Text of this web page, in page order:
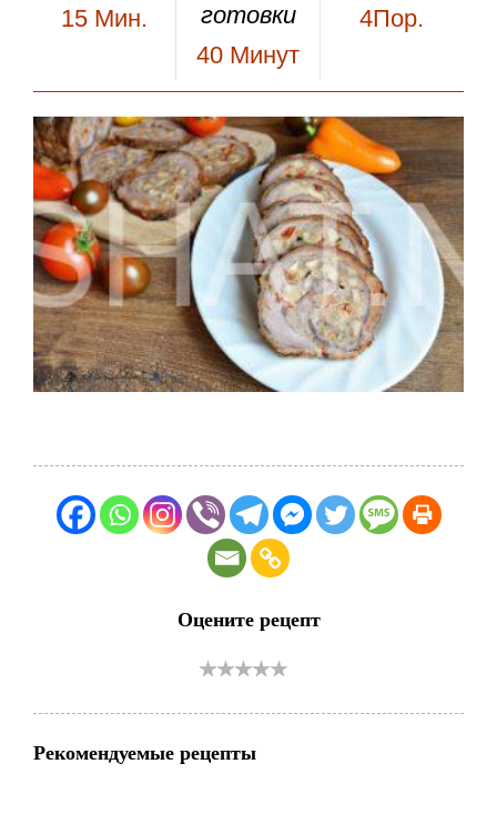
15 Мин.
готовки
40 Минут
4Пор.
Оцените рецепт
Рекомендуемые рецепты